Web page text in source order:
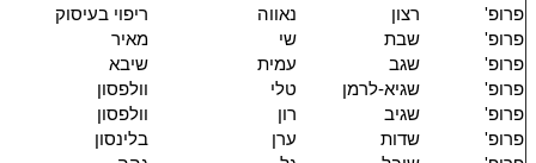
פרופ'
רצון נאווה
ריפוי בעיסוק
פרופ'
שבת שי
מאיר
פרופ'
שגב עמית
שיבא
פרופ'
שגיא-לרמן טלי
וולפסון
פרופ'
שגיב רון
וולפסון
פרופ'
שדות ערן
בלינסון